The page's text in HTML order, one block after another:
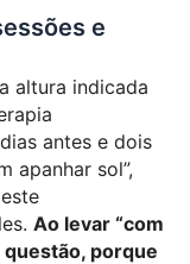
e
altura indicada
antes e dois
apanhar sol”,
Ao levar “com
questão, porque